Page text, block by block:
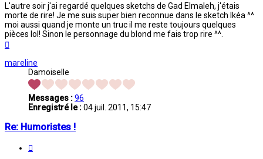
L'autre soir j'ai regardé quelques sketchs de Gad Elmaleh, j'étais
morte de rire! Je me suis super bien reconnue dans le sketch Ikéa ^^
moi aussi quand je monte un truc il me reste toujours quelques
pièces lol! Sinon le personnage du blond me fais trop rire ^^.
mareline
Damoiselle
Messages :96
Enregistré le :04 juil. 2011, 15:47
Re: Humoristes !